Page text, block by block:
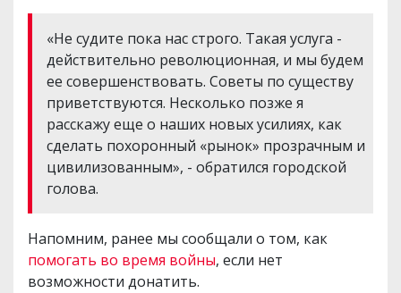
«Не судите пока нас строго. Такая услуга -
действительно революционная, и мы будем
ее совершенствовать. Советы по существу
приветствуются. Несколько позже я
расскажу еще о наших новых усилиях, как
сделать похоронный «рынок» прозрачным и
цивилизованным», - обратился городской
голова.
Напомним, ранее мы сообщали о том, как
помогать во время войны, если нет
возможности донатить.